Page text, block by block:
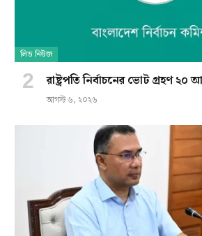
লিড নিউজ
রাষ্ট্রপতি নির্বাচনের ভোট গ্রহণ ২০
আগস্ট ৬, ২০২৬